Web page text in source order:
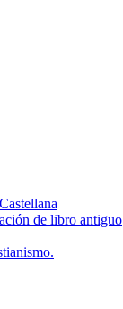
de libro antiguo